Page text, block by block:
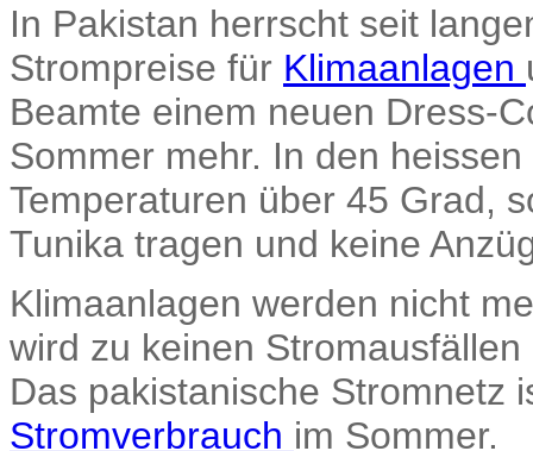
In Pakistan herrscht seit
Strompreise für Klimaanlagen
Beamte einem neuen Dress-
Sommer mehr. In den
Temperaturen über 45 Grad,
Tunika tragen und keine
Klimaanlagen werden nicht
wird zu keinen
Das pakistanische Stromnetz
Stromverbrauch im Sommer.